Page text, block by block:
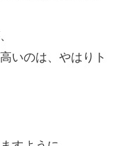
いのは、やはりト